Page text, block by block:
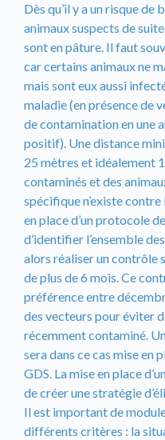
Dès qu’il y a un risque
animaux suspects de
sont en pâture. Il faut
car certains animaux ne
mais sont eux aussi
maladie (en présence de
de contamination en une
positif). Une distance
25 mètres et idéalement
contaminés et des
spécifique n’existe
en place d’un protocole
d’identifier l’ensemble
alors réaliser un contrôle
de plus de 6 mois. Ce
préférence entre
des vecteurs pour éviter
récemment contaminé.
sera dans ce cas mise en
GDS. La mise en place
de créer une stratégie
Il est important de
différents critères : la